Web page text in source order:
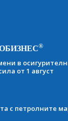
®
в
от 1 август
с петролните